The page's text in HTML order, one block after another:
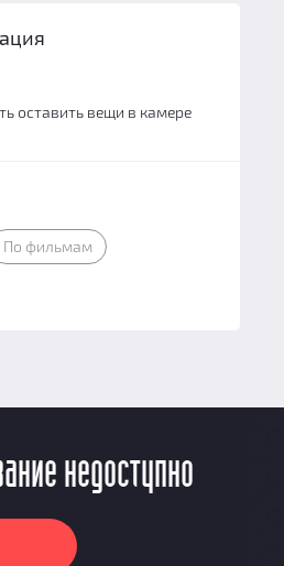
оставить вещи в камере
По фильмам
недоступно